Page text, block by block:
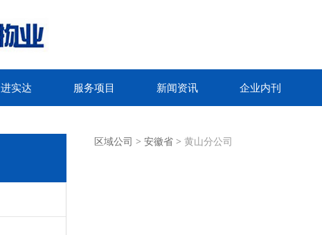
实达 服务项目 新闻资讯 企业内刊
黄山分公司
区域公司 > 安徽省 > 黄山分公司